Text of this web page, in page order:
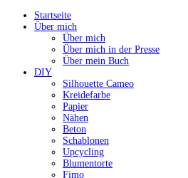
Startseite
Über mich
Über mich
Über mich in der Presse
Über mein Buch
DIY
Silhouette Cameo
Kreidefarbe
Papier
Nähen
Beton
Schablonen
Upcycling
Blumentorte
Fimo